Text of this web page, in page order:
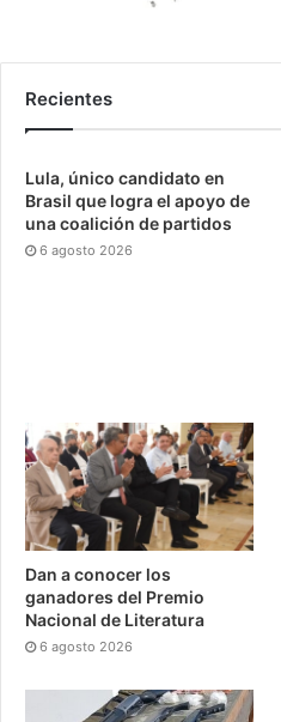
Recientes
Lula, único candidato en
Brasil que logra el apoyo de
una coalición de partidos
6 agosto 2026
Dan a conocer los
ganadores del Premio
Nacional de Literatura
6 agosto 2026